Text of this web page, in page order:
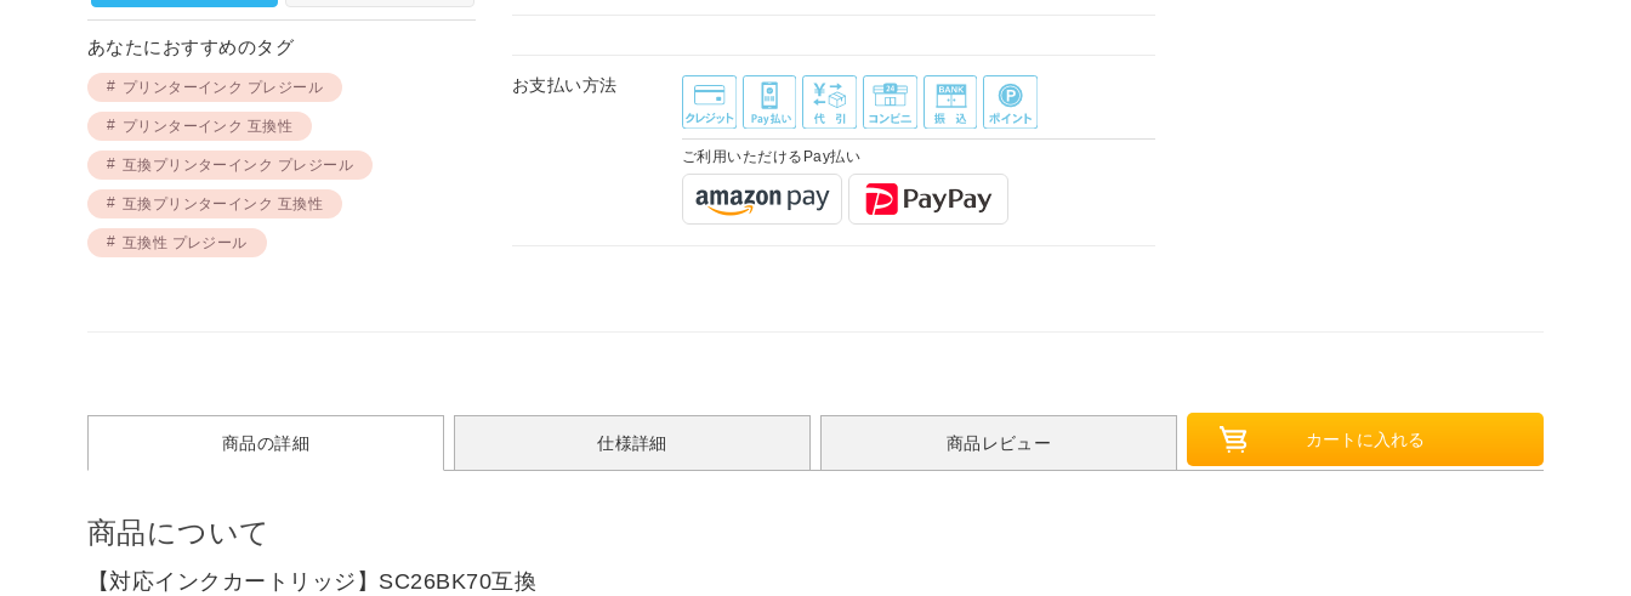
お支払い方法
ご利用いただけるPay払い
あなたにおすすめのタグ
プリンターインク プレジール
プリンターインク 互換性
互換プリンターインク プレジール
互換プリンターインク 互換性
互換性 プレジール
商品の詳細 仕様詳細 商品レビュー
商品について
【対応インクカートリッジ】SC26BK70互換